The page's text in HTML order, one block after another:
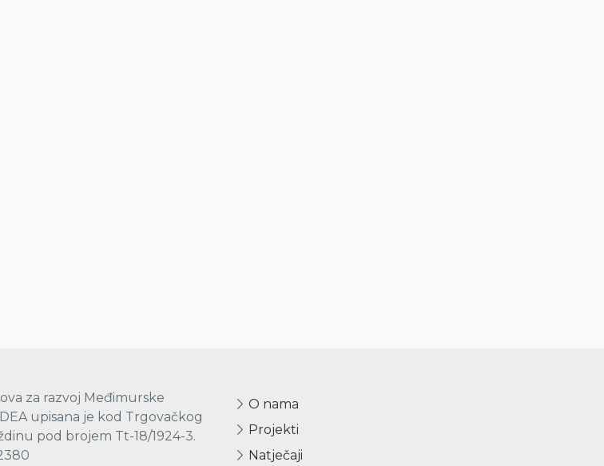
za razvoj Međimurske
upisana je kod Trgovačkog
pod brojem Tt-18/1924-3.
O nama
Projekti
Natječaji